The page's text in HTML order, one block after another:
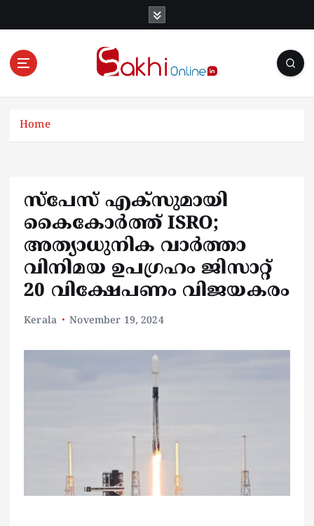
Online News Portal
Home
സ്‌പേസ് എക്‌സുമായി
കൈകോര്‍ത്ത് ISRO;
അത്യാധുനിക വാര്‍ത്താ
വിനിമയ ഉപഗ്രഹം ജിസാറ്റ്
20 വിക്ഷേപണം വിജയകരം
Kerala November 19, 2024